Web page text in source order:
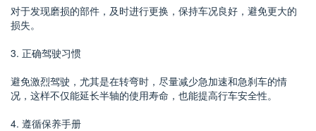
对于发现磨损的部件，及时进行更换，保持车况良好，避免更大的
损失。
3. 正确驾驶习惯
避免激烈驾驶，尤其是在转弯时，尽量减少急加速和急刹车的情
况，这样不仅能延长半轴的使用寿命，也能提高行车安全性。
4. 遵循保养手册